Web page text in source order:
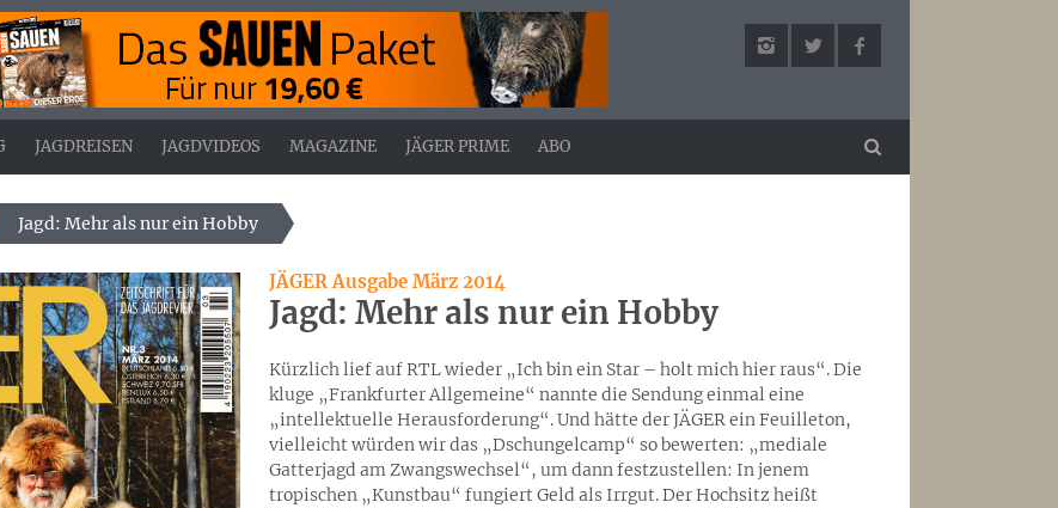
JAGDREISEN JAGDVIDEOS MAGAZINE JÄGER PRIME ABO
Jagd: Mehr als nur ein Hobby
JÄGER Ausgabe März 2014
Jagd: Mehr als nur ein Hobby
Kürzlich lief auf RTL wieder „Ich bin ein Star – holt mich hier raus“. Die
kluge „Frankfurter Allgemeine“ nannte die Sendung einmal eine
„intellektuelle Herausforderung“. Und hätte der JÄGER ein Feuilleton,
vielleicht würden wir das „Dschungelcamp“ so bewerten: „mediale
Gatterjagd am Zwangswechsel“, um dann festzustellen: In jenem
tropischen „Kunstbau“ fungiert Geld als Irrgut. Der Hochsitz heißt